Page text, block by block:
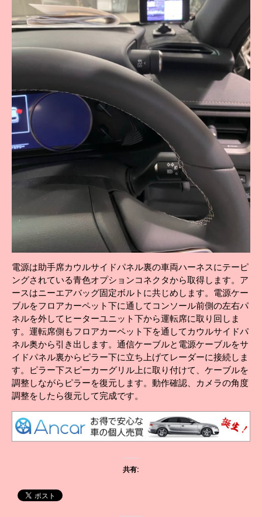
電源は助手席カウルサイドパネル裏の車両ハーネスにテーピ
ングされている青色オプションコネクタから取得します。ア
ースはニーエアバッグ固定ボルトに共じめします。電源ケー
ブルをフロアカーペット下に通してコンソール前側の左右パ
ネルを外してヒーターユニット下から運転席に取り回しま
す。運転席側もフロアカーペット下を通してカウルサイドパ
ネル奥から引き出します。通信ケーブルと電源ケーブルをサ
イドパネル裏からピラー下に立ち上げてレーダーに接続しま
す。ピラー下スピーカーグリル上に取り付けて、ケーブルを
調整しながらピラーを復元します。動作確認、カメラの角度
調整をしたら復元して完成です。
共有: